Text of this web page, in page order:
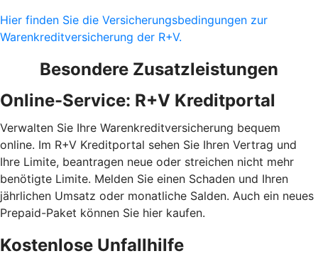
Hier finden Sie die Versicherungsbedingungen zur
Warenkreditversicherung der R+V.
Besondere Zusatzleistungen
Online-Service: R+V Kreditportal
Verwalten Sie Ihre Warenkreditversicherung bequem
online. Im R+V Kreditportal sehen Sie Ihren Vertrag und
Ihre Limite, beantragen neue oder streichen nicht mehr
benötigte Limite. Melden Sie einen Schaden und Ihren
jährlichen Umsatz oder monatliche Salden. Auch ein neues
Prepaid-Paket können Sie hier kaufen.
Kostenlose Unfallhilfe